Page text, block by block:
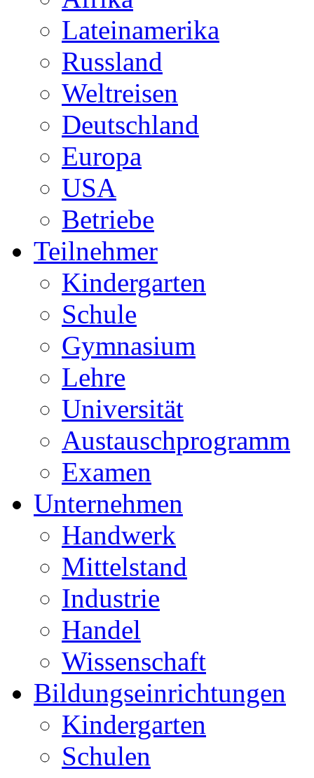
Lateinamerika
Russland
Weltreisen
Deutschland
Europa
USA
Betriebe
Teilnehmer
Kindergarten
Schule
Gymnasium
Lehre
Universität
Austauschprogramm
Examen
Unternehmen
Handwerk
Mittelstand
Industrie
Handel
Wissenschaft
Bildungseinrichtungen
Kindergarten
Schulen